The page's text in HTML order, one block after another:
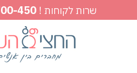
שרות לקוחות ! 450